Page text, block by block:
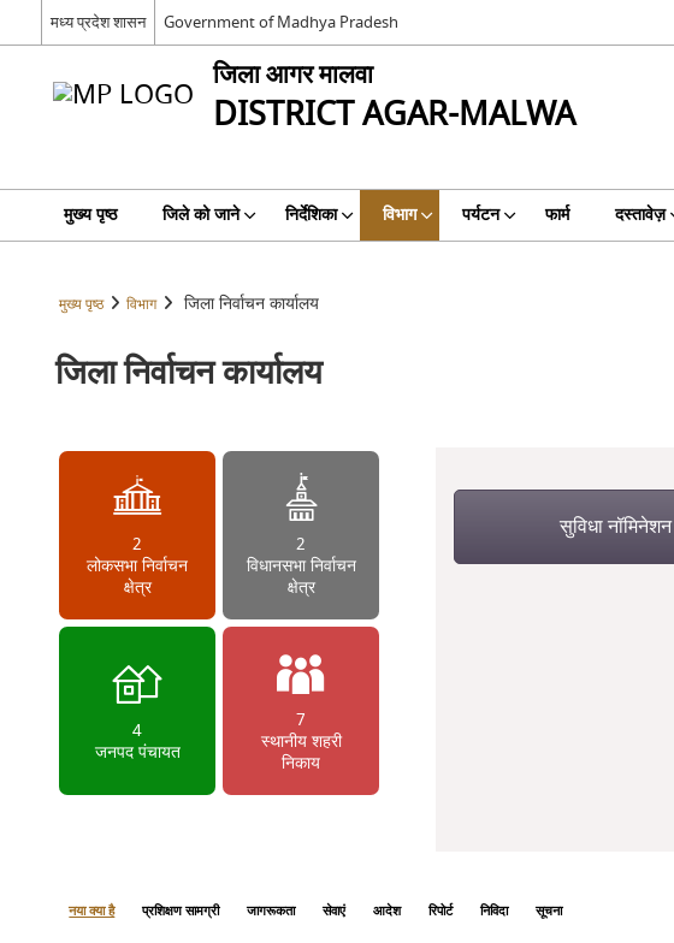
मध्य प्रदेश शासन Government of Madhya Pradesh
जिला आगर मालवा
DISTRICT AGAR-MALWA
मुख्य पृष्ठ जिले को जाने निर्देशिका विभाग पर्यटन फार्म दस्तावेज़
मुख्य पृष्ठ विभाग जिला निर्वाचन कार्यालय
जिला निर्वाचन कार्यालय
2
लोकसभा निर्वाचन
क्षेत्र
2
विधानसभा निर्वाचन
क्षेत्र
4
जनपद पंचायत
7
स्थानीय शहरी
निकाय
सुविधा नॉमिनेशन
नया क्या है प्रशिक्षण सामग्री जागरूकता सेवाएं आदेश रिपोर्ट निविदा सूचना